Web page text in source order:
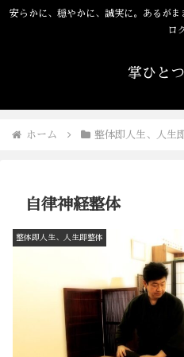
安らかに、穏やかに、誠実に。あるが
ロ
掌ひと
ホーム 整体即人生、人生
自律神経整体
整体即人生、人生即整体